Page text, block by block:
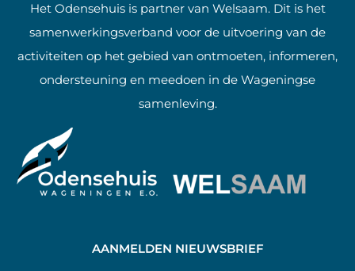
Het Odensehuis is partner van Welsaam. Dit is het
samenwerkingsverband voor de uitvoering van de
activiteiten op het gebied van ontmoeten, informeren,
ondersteuning en meedoen in de Wageningse
samenleving.
AANMELDEN NIEUWSBRIEF